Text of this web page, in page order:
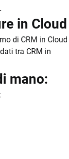
in Cloud
di CRM in Cloud
tra CRM in
mano: